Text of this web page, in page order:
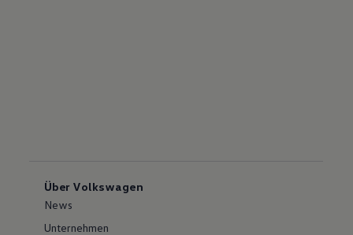
Über Volkswagen
News
Unternehmen